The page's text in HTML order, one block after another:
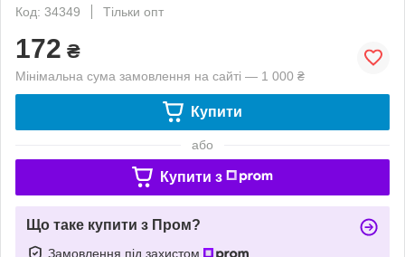
Код: 34349
Тільки опт
172 ₴
Мінімальна сума замовлення на сайті — 1 000 ₴
Купити
або
Купити з
Що таке купити з Пром?
Замовлення під захистом